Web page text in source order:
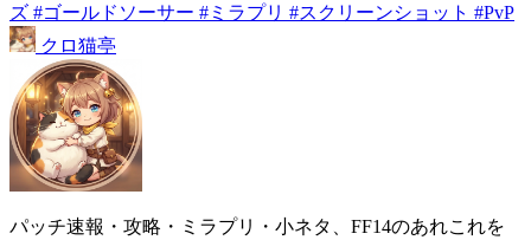
ズ #ゴールドソーサー #ミラプリ #スクリーンショット #PvP
クロ猫亭
パッチ速報・攻略・ミラプリ・小ネタ、FF14のあれこれを